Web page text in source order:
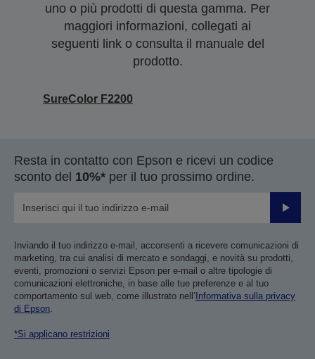
uno o più prodotti di questa gamma. Per
maggiori informazioni, collegati ai
seguenti link o consulta il manuale del
prodotto.
SureColor F2200
Resta in contatto con Epson e ricevi un codice
sconto del 10%* per il tuo prossimo ordine.
Invia
Inviando il tuo indirizzo e-mail, acconsenti a ricevere comunicazioni di
marketing, tra cui analisi di mercato e sondaggi, e novità su prodotti,
eventi, promozioni o servizi Epson per e-mail o altre tipologie di
comunicazioni elettroniche, in base alle tue preferenze e al tuo
comportamento sul web, come illustrato nell’ Informativa sulla privacy
di Epson
*Si applicano restrizioni